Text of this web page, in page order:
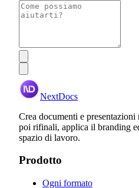
NextDocs
Crea documenti e
poi rifinali, applica il branding
spazio di lavoro.
Prodotto
Ogni formato